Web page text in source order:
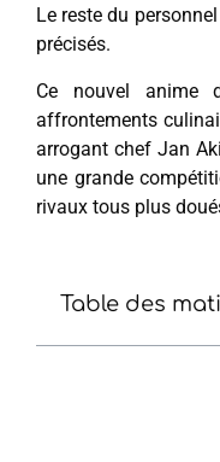
Le reste du
précisés.
Ce nouvel anime
affrontements
arrogant chef Jan
une grande
rivaux tous plus
Table des